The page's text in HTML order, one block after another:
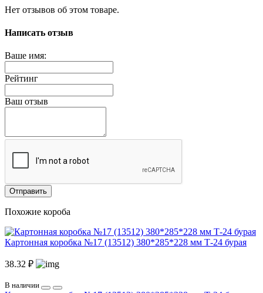
Нет отзывов об этом товаре.
Написать отзыв
Ваше имя:
Рейтинг
Ваш отзыв
Отправить
Похожие короба
Картонная коробка №17 (13512) 380*285*228 мм Т-24 бурая
38.32 ₽
В наличии